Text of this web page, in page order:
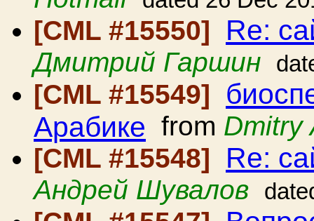
[CML #15550] Re:
Дмитрий Гаршин
[CML #15549]
Арабике from Dmitry
[CML #15548]
Re:
Андрей Шувалов